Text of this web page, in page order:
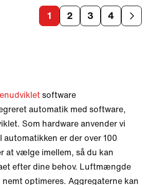
1 2 3 4
software
automatik med software,
Som hardware anvender vi
automatikken er der over 100
at vælge imellem, så du kan
efter dine behov. Luftmængde
optimeres. Aggregaterne kan